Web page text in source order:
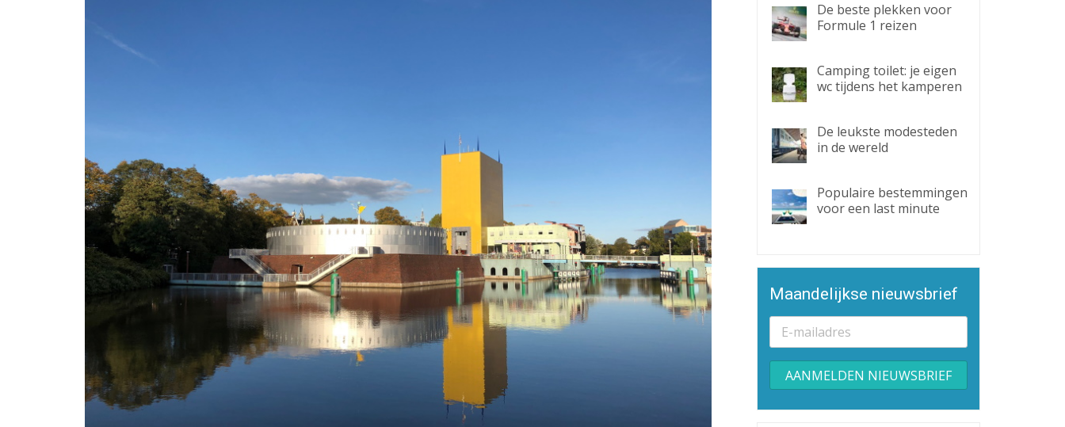
De beste plekken voor
Formule 1 reizen
Camping toilet: je eigen
wc tijdens het kamperen
De leukste modesteden
in de wereld
Populaire bestemmingen
voor een last minute
Maandelijkse nieuwsbrief
Alternative: